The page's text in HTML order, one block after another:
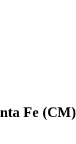
Fe (CM)